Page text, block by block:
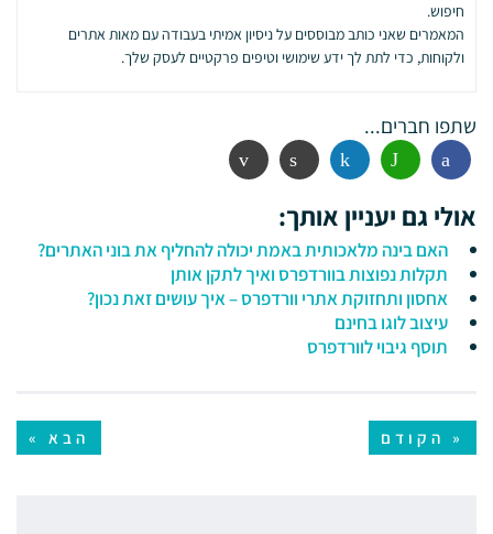
חיפוש.
המאמרים שאני כותב מבוססים על ניסיון אמיתי בעבודה עם מאות אתרים
ולקוחות, כדי לתת לך ידע שימושי וטיפים פרקטיים לעסק שלך.
שתפו חברים...
פייסבוק ווטסאפ לינקדין הדפסה אימייל
אולי גם יעניין אותך:
האם בינה מלאכותית באמת יכולה להחליף את בוני האתרים?
תקלות נפוצות בוורדפרס ואיך לתקן אותן
אחסון ותחזוקת אתרי וורדפרס – איך עושים זאת נכון?
עיצוב לוגו בחינם
תוסף גיבוי לוורדפרס
« הקודם הבא »